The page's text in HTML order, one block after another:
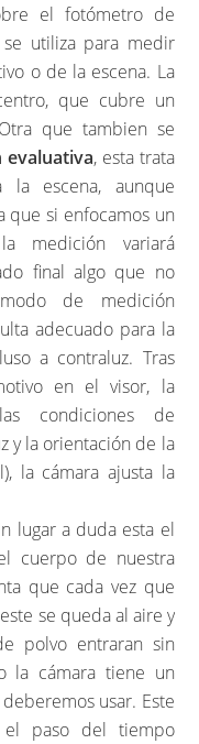
el fotómetro de
se utiliza para medir
o de la escena. La
que cubre un
que tambien se
evaluativa, esta trata
escena, aunque
que si enfocamos un
medición variará
final algo que no
de medición
adecuado para la
a contraluz. Tras
en el visor, la
condiciones de
y la orientación de la
la cámara ajusta la
lugar a duda esta el
cuerpo de nuestra
que cada vez que
se queda al aire y
polvo entraran sin
la cámara tiene un
usar. Este
el paso del tiempo